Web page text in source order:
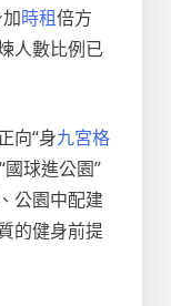
時租倍方
人數比例已
向“身九宮格
國球進公園”
公園中配建
的健身前提